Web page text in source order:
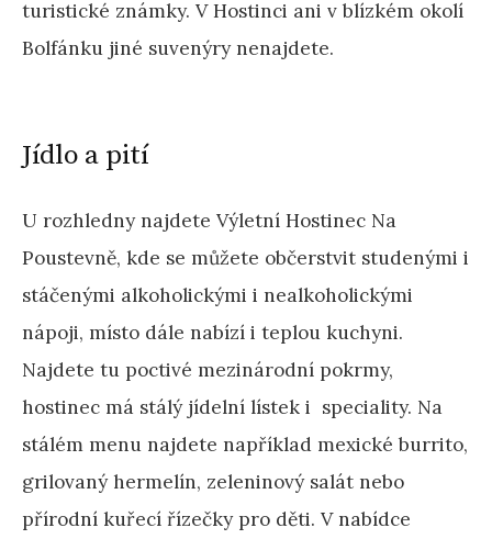
turistické známky. V Hostinci ani v blízkém okolí
Bolfánku jiné suvenýry nenajdete.
Jídlo a pití
U rozhledny najdete Výletní Hostinec Na
Poustevně, kde se můžete občerstvit studenými i
stáčenými alkoholickými i nealkoholickými
nápoji, místo dále nabízí i teplou kuchyni.
Najdete tu poctivé mezinárodní pokrmy,
hostinec má stálý jídelní lístek i speciality. Na
stálém menu najdete například mexické burrito,
grilovaný hermelín, zeleninový salát nebo
přírodní kuřecí řízečky pro děti. V nabídce